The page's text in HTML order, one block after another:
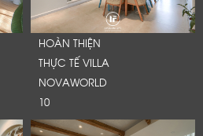
HOÀN THIỆN
THỰC TẾ VILLA
NOVAWORLD
10